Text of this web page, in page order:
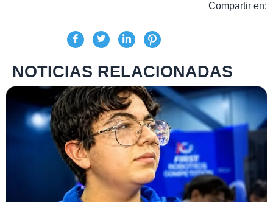
Compartir en:
NOTICIAS RELACIONADAS